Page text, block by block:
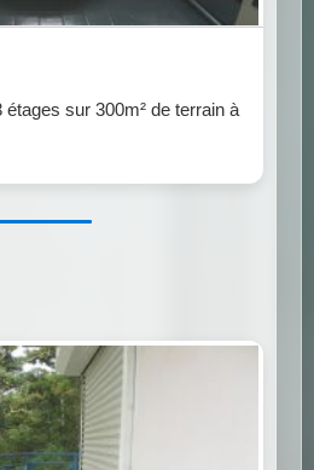
étages sur 300m² de terrain à